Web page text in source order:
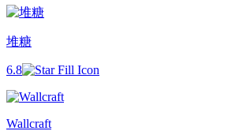
堆糖
6.8
Wallcraft